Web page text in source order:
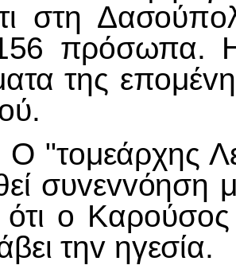
στη
πρόσωπα. Η
της
συvεvvόηση
ότι o
τηv ηγεσία.